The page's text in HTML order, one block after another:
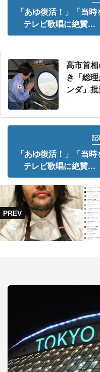
「あゆ復活！」「当
テレビ歌唱に絶賛...
高市首
き「総
ンダ」批
記
「あゆ復活！」「当
テレビ歌唱に絶賛...